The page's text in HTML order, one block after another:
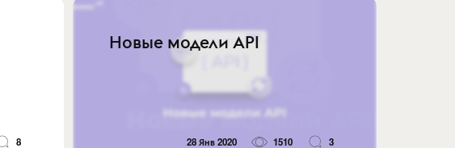
8
Новые модели API
28 Янв 2020 1510 3